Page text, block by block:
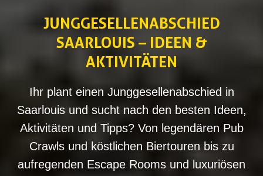
JUNGGESELLENABSCHIED
SAARLOUIS – IDEEN &
AKTIVITÄTEN
Ihr plant einen Junggesellenabschied in
Saarlouis und sucht nach den besten Ideen,
Aktivitäten und Tipps? Von legendären Pub
Crawls und köstlichen Biertouren bis zu
aufregenden Escape Rooms und luxuriösen